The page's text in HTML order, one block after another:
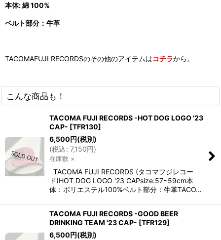
本体: 綿 100%
ベルト部分：牛革
TACOMAFUJI RECORDSのその他のアイテムはコチラから。
こんな商品も！
TACOMA FUJI RECORDS -HOT DOG LOGO '23
CAP- [TFR130]
6,500円(税別)
(税込: 7,150円)
在庫数 ×
TACOMA FUJI RECORDS (タコマフジレコー
ド)HOT DOG LOGO '23 CAPsize:57~59cm本
体：ポリエステル100%ベルト部分：牛革TACO…
TACOMA FUJI RECORDS -GOOD BEER
DRINKING TEAM '23 CAP- [TFR129]
6,500円(税別)